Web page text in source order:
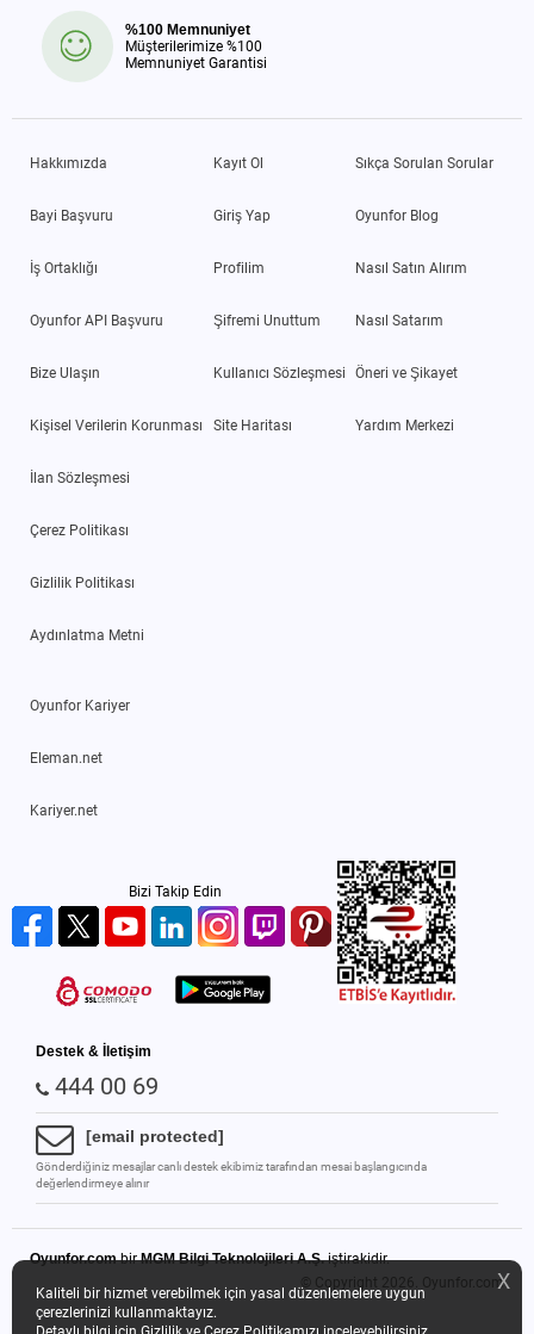
X
Kaliteli bir hizmet verebilmek için yasal düzenlemelere uygun
çerezlerinizi kullanmaktayız.
%100 Memnuniyet
Müşterilerimize %100
Memnuniyet Garantisi
Hakkımızda
Bayi Başvuru
İş Ortaklığı
Oyunfor API Başvuru
Bize Ulaşın
Kişisel Verilerin Korunması
İlan Sözleşmesi
Çerez Politikası
Gizlilik Politikası
Aydınlatma Metni
Kayıt Ol
Giriş Yap
Profilim
Şifremi Unuttum
Kullanıcı Sözleşmesi
Site Haritası
Sıkça Sorulan Sorular
Oyunfor Blog
Nasıl Satın Alırım
Nasıl Satarım
Öneri ve Şikayet
Yardım Merkezi
Oyunfor Kariyer
Eleman.net
Kariyer.net
Bizi Takip Edin
Destek & İletişim
444 00 69
[email protected]
Gönderdiğiniz mesajlar canlı destek ekibimiz tarafından mesai başlangıcında
değerlendirmeye alınır
Oyunfor.combirMGM Bilgi Teknolojileri A.Ş.iştirakidir.
© Copyright 2026.
Oyunfor.com